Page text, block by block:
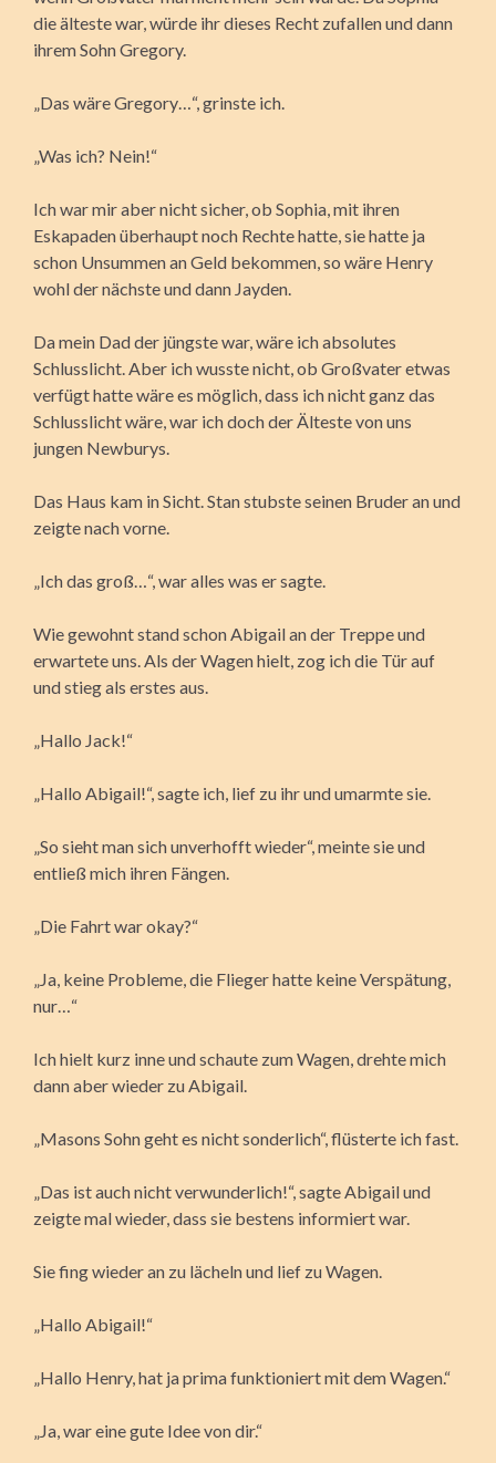
die älteste war, würde ihr dieses Recht zufallen und dann
ihrem Sohn Gregory.
„Das wäre Gregory…“, grinste ich.
„Was ich? Nein!“
Ich war mir aber nicht sicher, ob Sophia, mit ihren
Eskapaden überhaupt noch Rechte hatte, sie hatte ja
schon Unsummen an Geld bekommen, so wäre Henry
wohl der nächste und dann Jayden.
Da mein Dad der jüngste war, wäre ich absolutes
Schlusslicht. Aber ich wusste nicht, ob Großvater etwas
verfügt hatte wäre es möglich, dass ich nicht ganz das
Schlusslicht wäre, war ich doch der Älteste von uns
jungen Newburys.
Das Haus kam in Sicht. Stan stubste seinen Bruder an und
zeigte nach vorne.
„Ich das groß…“, war alles was er sagte.
Wie gewohnt stand schon Abigail an der Treppe und
erwartete uns. Als der Wagen hielt, zog ich die Tür auf
und stieg als erstes aus.
„Hallo Jack!“
„Hallo Abigail!“, sagte ich, lief zu ihr und umarmte sie.
„So sieht man sich unverhofft wieder“, meinte sie und
entließ mich ihren Fängen.
„Die Fahrt war okay?“
„Ja, keine Probleme, die Flieger hatte keine Verspätung,
nur…“
Ich hielt kurz inne und schaute zum Wagen, drehte mich
dann aber wieder zu Abigail.
„Masons Sohn geht es nicht sonderlich“, flüsterte ich fast.
„Das ist auch nicht verwunderlich!“, sagte Abigail und
zeigte mal wieder, dass sie bestens informiert war.
Sie fing wieder an zu lächeln und lief zu Wagen.
„Hallo Abigail!“
„Hallo Henry, hat ja prima funktioniert mit dem Wagen.“
„Ja, war eine gute Idee von dir.“